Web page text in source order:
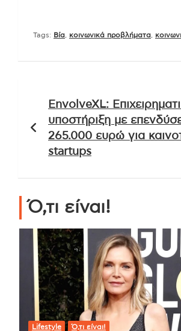
Tags: Βία κοινωνικά προβλήματα
άρθρων
EnvolveXL:
υποστήριξη με
265.000 ευρώ για
startups
Ό,τι είναι!
Lifestyle Ό,τι είναι!